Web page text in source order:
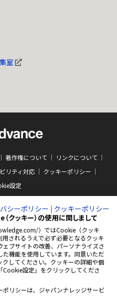
室
著作権について
リンクについて
リティ対応
クッキーポリシー
設定
配信サービスが、著作権者からコンテン
であることを示す商標（登録番号 第
ABJマークを掲示しているサービスの一
AEBS 電子出版制作・流通協議会
新
い
ウ
Inc. All rights reserved.
シーポリシー | クッキーポリシー
クッキー）の使用に関しまして
）ではCookie（クッキ
されるうえで必ず必要となるクッキ
ブサイトの改善、パーソナライズさ
機能を使用しています。同意いただ
してください。クッキーの詳細や個
設定」をクリックしてくださ
リシーは、ジャパンナレッジサービ